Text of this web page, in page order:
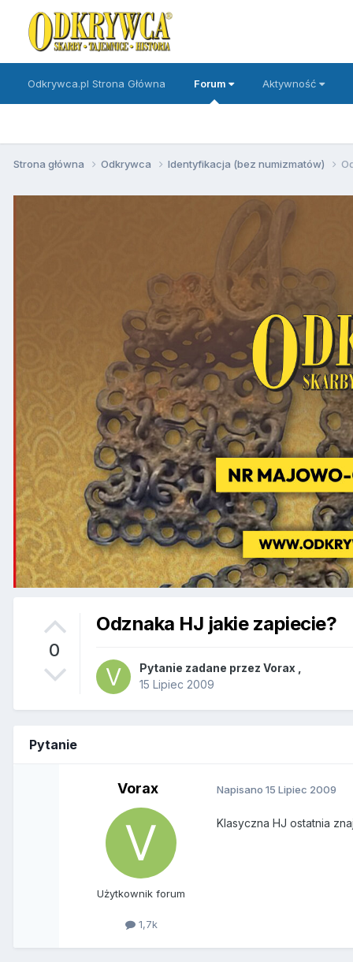
Odkrywca.pl Strona Główna Forum Aktywność
Strona główna Odkrywca Identyfikacja (bez numizmatów)
0
Odznaka HJ jakie zapiecie?
Pytanie zadane przez Vorax
15 Lipiec 2009
Pytanie
Vorax
Użytkownik forum
1,7k
Napisano15 Lipiec 2009
Klasyczna HJ ostatnia